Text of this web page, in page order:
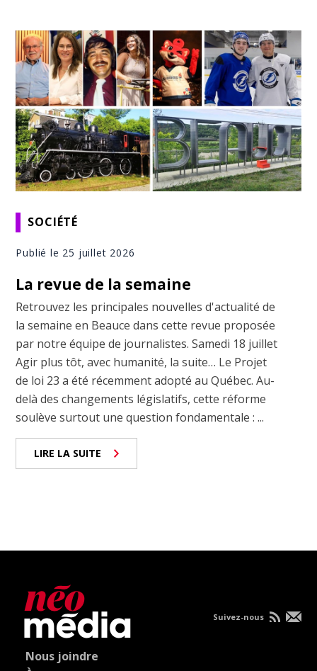
SOCIÉTÉ
Publié le 25 juillet 2026
La revue de la semaine
Retrouvez les principales nouvelles d'actualité de
la semaine en Beauce dans cette revue proposée
par notre équipe de journalistes. Samedi 18 juillet
Agir plus tôt, avec humanité, la suite… Le Projet
de loi 23 a été récemment adopté au Québec. Au-
delà des changements législatifs, cette réforme
soulève surtout une question fondamentale : ...
LIRE LA SUITE
Nous joindre
Suivez-nous